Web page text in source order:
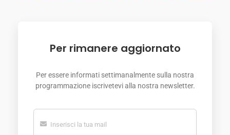
Per rimanere aggiornato
Per essere informati settimanalmente sulla nostra
programmazione iscrivetevi alla nostra newsletter.